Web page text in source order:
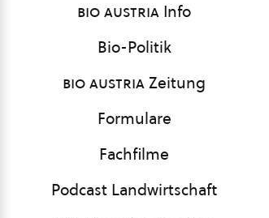
bio austria Info
Bio-Politik
bio austriaZeitung
Formulare
Fachfilme
Podcast Landwirtschaft